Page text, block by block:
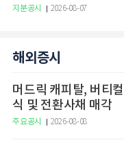
지분공시 2026-08-07
해외증시
머드릭 캐피탈, 버티
식 및 전환사채 매각
주요공시 2026-08-08